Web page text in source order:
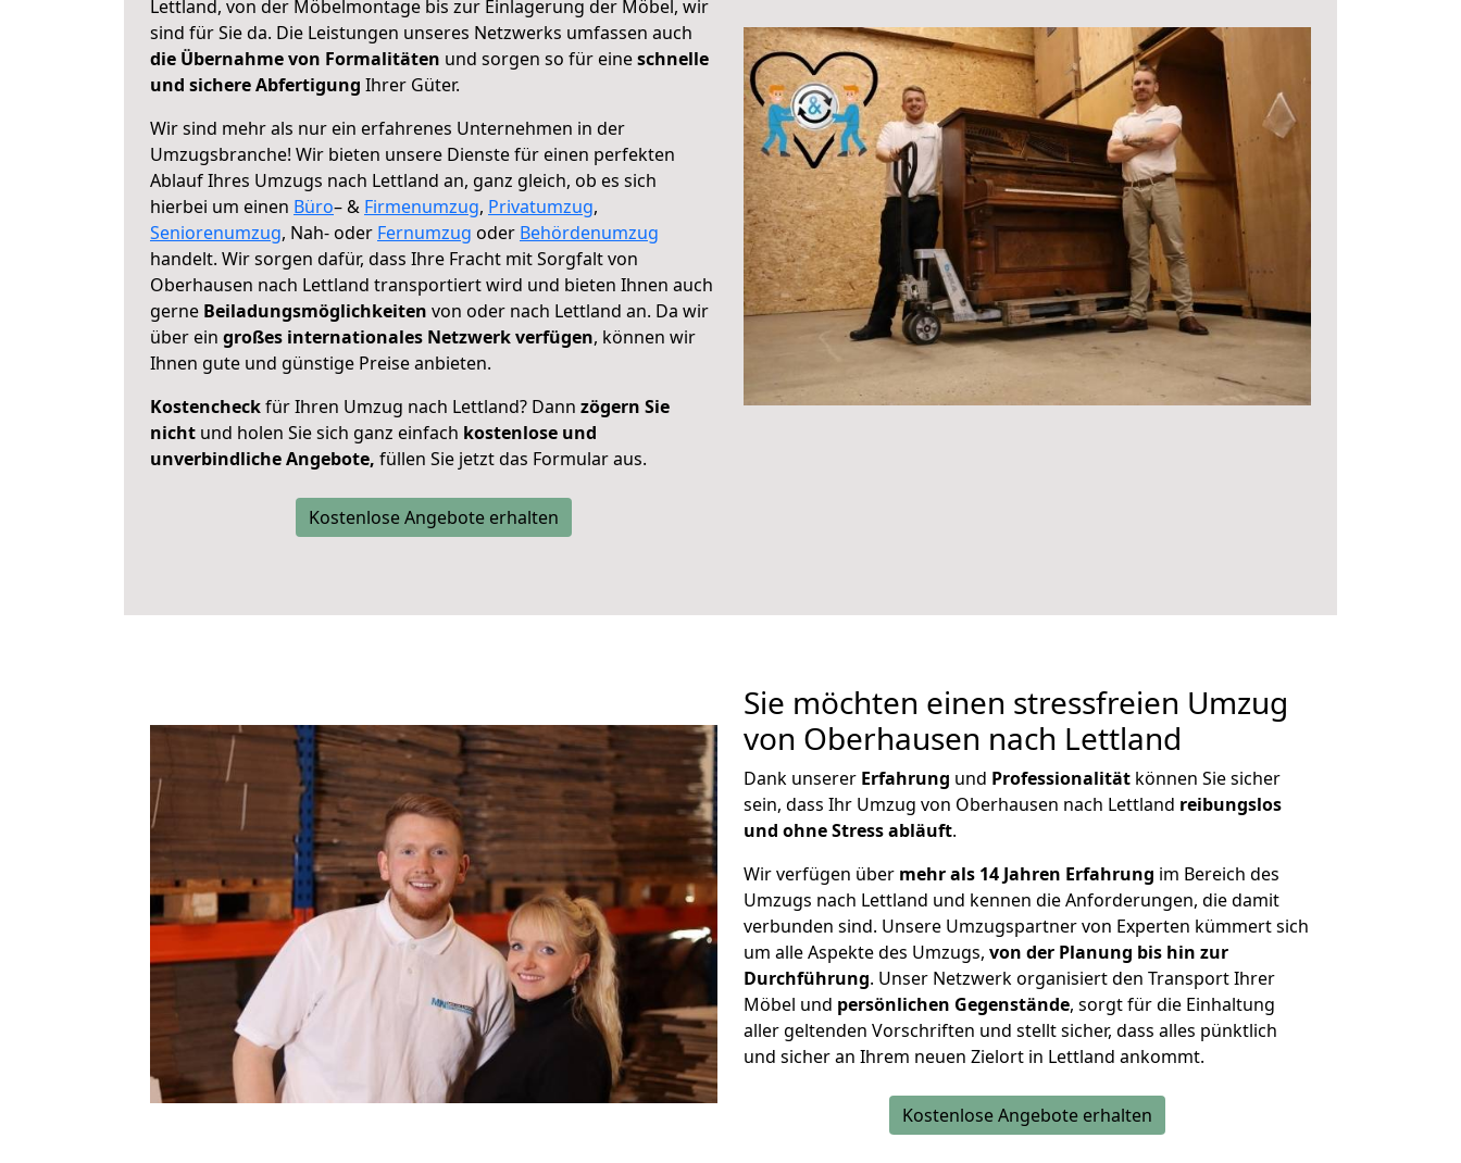
Lettland, von der Möbelmontage bis zur Einlagerung der Möbel, wir
sind für Sie da. Die Leistungen unseres Netzwerks umfassen auch
die Übernahme von Formalitäten und sorgen so für eineschnelle
und sichere Abfertigung Ihrer Güter.
Wir sind mehr als nur ein erfahrenes Unternehmen in der
Umzugsbranche! Wir bieten unsere Dienste für einen perfekten
Ablauf Ihres Umzugs nach Lettland an, ganz gleich, ob es sich
hierbei um einen Büro– & Firmenumzug, Privatumzug,
Seniorenumzug, Nah- oder Fernumzug oder Behördenumzug
handelt. Wir sorgen dafür, dass Ihre Fracht mit Sorgfalt von
Oberhausen nach Lettland transportiert wird und bieten Ihnen auch
gerne Beiladungsmöglichkeiten von oder nach Lettland an. Da wir
über ein großes internationales Netzwerk verfügen, können wir
Ihnen gute und günstige Preise anbieten.
Kostencheckfür Ihren Umzug nach Lettland? Dann zögern Sie
nicht und holen Sie sich ganz einfach kostenlose und
unverbindliche Angebote, füllen Sie jetzt das Formular aus.
Kostenlose Angebote erhalten
Sie möchten einen stressfreien Umzug
von Oberhausen nach Lettland
Dank unserer Erfahrung und Professionalität können Sie sicher
sein, dass Ihr Umzug von Oberhausen nach Lettland reibungslos
und ohne Stress abläuft.
Wir verfügen über mehr als 14 Jahren Erfahrung im Bereich des
Umzugs nach Lettland und kennen die Anforderungen, die damit
verbunden sind. Unsere Umzugspartner von Experten kümmert sich
um alle Aspekte des Umzugs, von der Planung bis hin zur
Durchführung. Unser Netzwerk organisiert den Transport Ihrer
Möbel und persönlichen Gegenstände, sorgt für die Einhaltung
aller geltenden Vorschriften und stellt sicher, dass alles pünktlich
und sicher an Ihrem neuen Zielort in Lettland ankommt.
Kostenlose Angebote erhalten